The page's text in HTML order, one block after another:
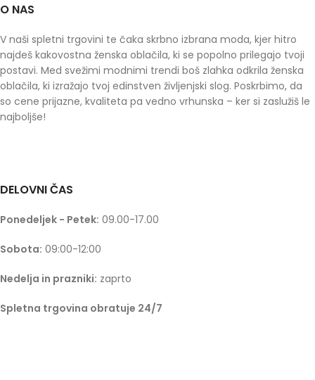
O NAS
V naši spletni trgovini te čaka skrbno izbrana moda, kjer hitro
najdeš kakovostna ženska oblačila, ki se popolno prilegajo tvoji
postavi. Med svežimi modnimi trendi boš zlahka odkrila ženska
oblačila, ki izražajo tvoj edinstven življenjski slog. Poskrbimo, da
so cene prijazne, kvaliteta pa vedno vrhunska – ker si zaslužiš le
najboljše!
DELOVNI ČAS
Ponedeljek - Petek: 09.00-17.00
Sobota: 09:00-12:00
Nedelja in prazniki: zaprto
Spletna trgovina obratuje 24/7